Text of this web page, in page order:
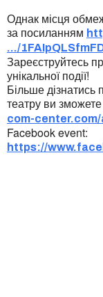
Однак місця
за посиланням
…/
Зареєструйтесь
унікальної події!
Більше дізнатись
театру ви
com-
Facebook event:
https://